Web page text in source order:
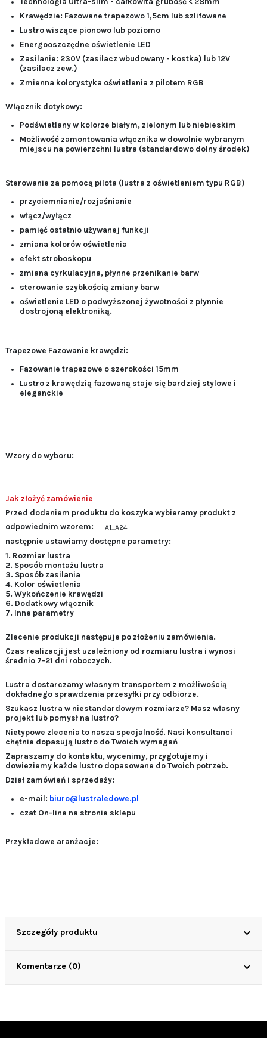
Krawędzie: Fazowane trapezowo 1,5cm lub szlifowane
Lustro wiszące pionowo lub poziomo
Energooszczędne oświetlenie LED
Zasilanie: 230V (zasilacz wbudowany - kostka) lub 12V
(zasilacz zew.)
Zmienna kolorystyka oświetlenia z pilotem RGB
Włącznik dotykowy:
Podświetlany w kolorze białym, zielonym lub niebieskim
Możliwość zamontowania włącznika w dowolnie wybranym
miejscu na powierzchni lustra (standardowo dolny środek)
Sterowanie za pomocą pilota (lustra z oświetleniem typu RGB)
przyciemnianie/rozjaśnianie
włącz/wyłącz
pamięć ostatnio używanej funkcji
zmiana kolorów oświetlenia
efekt stroboskopu
zmiana cyrkulacyjna, płynne przenikanie barw
sterowanie szybkością zmiany barw
oświetlenie LED o podwyższonej żywotności z płynnie
dostrojoną elektroniką.
Trapezowe Fazowanie krawędzi:
Fazowanie trapezowe o szerokości 15mm
Lustro z krawędzią fazowaną staje się bardziej stylowe i
eleganckie
Wzory do wyboru:
Jak złożyć zamówienie
Przed dodaniem produktu do koszyka wybieramy produkt z
odpowiednim wzorem:
A1...A24
następnie ustawiamy dostępne parametry:
1. Rozmiar lustra
2. Sposób montażu lustra
3. Sposób zasilania
4. Kolor oświetlenia
5. Wykończenie krawędzi
6. Dodatkowy włącznik
7. Inne parametry
Zlecenie produkcji następuje po złożeniu zamówienia.
Czas realizacji jest uzależniony od rozmiaru lustra i wynosi
średnio 7-21 dni roboczych.
Lustra dostarczamy własnym transportem z możliwością
dokładnego sprawdzenia przesyłki przy odbiorze.
Szukasz lustra w niestandardowym rozmiarze? Masz własny
projekt lub pomysł na lustro?
Nietypowe zlecenia to nasza specjalność. Nasi konsultanci
chętnie dopasują lustro do Twoich wymagań
Zapraszamy do kontaktu, wycenimy, przygotujemy i
dowieziemy każde lustro dopasowane do Twoich potrzeb.
Dział zamówień i sprzedaży:
e-mail: biuro@lustraledowe.pl
czat On-line na stronie sklepu
Przykładowe aranżacje:
Szczegóły produktu
Komentarze (0)